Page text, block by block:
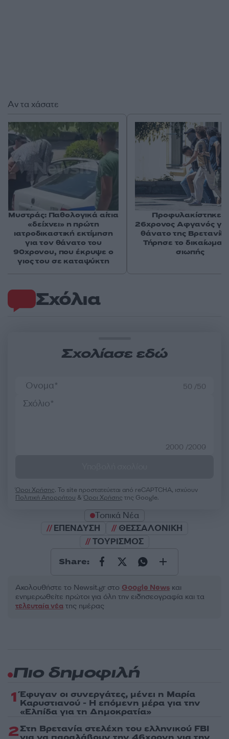
Σχόλια
Σχολίασε εδώ
50 /50
2000 /2000
Όροι Χρήσης. Το site προστατεύεται από reCAPTCHA, ισχύουν
Πολιτική Απορρήτου &Όροι Χρήσης της Google.
Τοπικά Νέα
ΕΠΕΝΔΥΣΗ
ΘΕΣΣΑΛΟΝΙΚΗ
ΤΟΥΡΙΣΜΟΣ
Share:
Ακολουθήστε το Νewsit.gr στο Google News και
ενημερωθείτε πρώτοι για όλη την ειδησεογραφία και τα
τελευταία νέα της ημέρας
Αν τα χάσατε
Μυστράς: Παθολογικά αίτια
«δείχνει» η πρώτη
ιατροδικαστική εκτίμηση
για τον θάνατο του
90χρονου, που έκρυψε ο
γιος του σε καταψύκτη
Προφυλακίστηκε ο
26χρονος Αφγανός
θάνατο της
Τήρησε το δικαίωμα
σιωπής
Πιο δημοφιλή
1 Έφυγαν οι συνεργάτες, μένει η Μαρία
Καρυστιανού - Η επόμενη μέρα για την
«Ελπίδα για τη Δημοκρατία»
2Στη Βρετανία στελέχη του ελληνικού FBI